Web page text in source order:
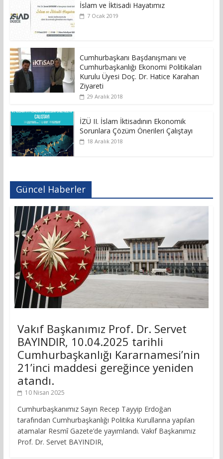
İslam ve İktisadi Hayatımız
7 Ocak 2019
Cumhurbaşkanı Başdanışmanı ve
Cumhurbaşkanlığı Ekonomi Politikaları
Kurulu Üyesi Doç. Dr. Hatice Karahan
Ziyareti
29 Aralık 2018
İZÜ II. İslam İktisadının Ekonomik
Sorunlara Çözüm Önerileri Çalıştayı
18 Aralık 2018
Güncel Haberler
Vakıf Başkanımız Prof. Dr. Servet
BAYINDIR, 10.04.2025 tarihli
Cumhurbaşkanlığı Kararnamesi’nin
21’inci maddesi gereğince yeniden
atandı.
10 Nisan 2025
Cumhurbaşkanımız Sayın Recep Tayyip Erdoğan
tarafından Cumhurbaşkanlığı Politika Kurullarına yapılan
atamalar Resmî Gazete’de yayımlandı. Vakıf Başkanımız
Prof. Dr. Servet BAYINDIR,